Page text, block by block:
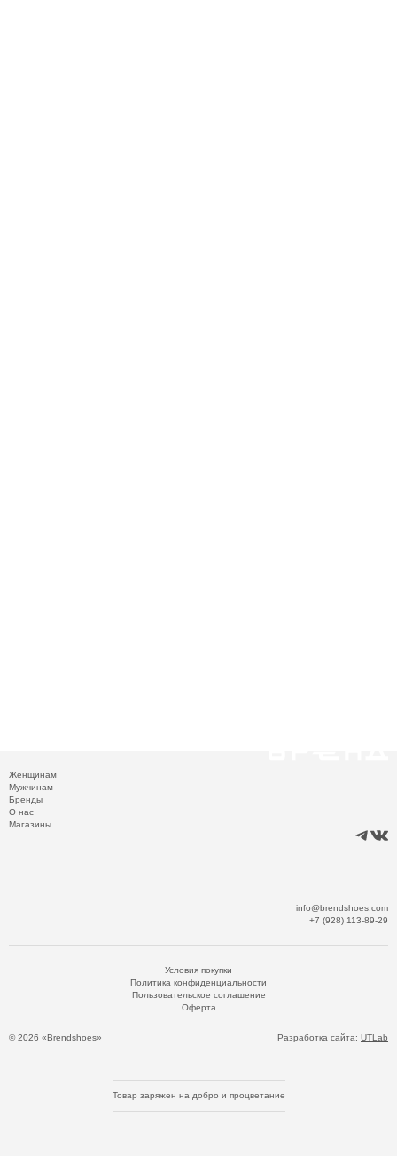
Женщинам
Мужчинам
Бренды
О нас
Магазины
info@brendshoes.com
+7 (928) 113-89-29
© 2026 «Brendshoes»
Условия покупки
Политика конфиденциальности
Пользовательское соглашение
Оферта
Разработка сайта: UTLab
Товар заряжен на добро и процветание